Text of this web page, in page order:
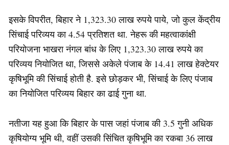
इसके विपरीत, बिहार ने 1,323.30 लाख रुपये पाये, जो कुल केंद्रीय
सिंचाई परिव्यय का 4.54 प्रतिशत था. नेहरू की महत्वाकांक्षी
परियोजना भाखरा नंगल बांध के लिए 1,323.30 लाख रुपये का
परिव्यय नियोजित था, जिससे अकेले पंजाब के 14.41 लाख हेक्टेयर
कृषिभूमि की सिंचाई होती है. इसे छोड़कर भी, सिंचाई के लिए पंजाब
का नियोजित परिव्यय बिहार का ढाई गुना था.
नतीजा यह हुआ कि बिहार के पास जहां पंजाब की 3.5 गुनी अधिक
कृषियोग्य भूमि थी, वहीं उसकी सिंचित कृषिभूमि का रकबा 36 लाख